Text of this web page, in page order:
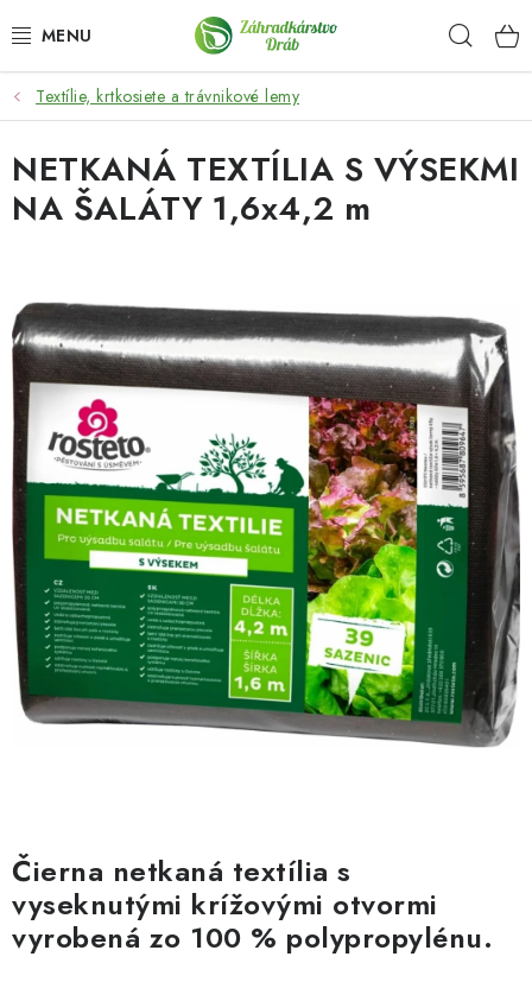
na
OKRASNÉ DREVINY
OLIVOVNÍKY, PALMY, CITRUSY
DROBNÉ OVOCIE
KVETY A BYLINKY
SADIVÁ
ZÁHRADKÁRSKE POTREBY
HNOJIVÁ
CHÉMIA
KVETINÁČE
DEKORÁCIE
Kontakty
Podmienky ochrany osobných údajov
Textílie, krtkosiete a trávnikové lemy
Čierna netkaná textília s
vyseknutými krížovými otvormi
vyrobená zo 100 % polypropylénu.
NETKANÁ TEXTÍLIA S VÝSEKMI
NA ŠALÁTY 1,6x4,2 m